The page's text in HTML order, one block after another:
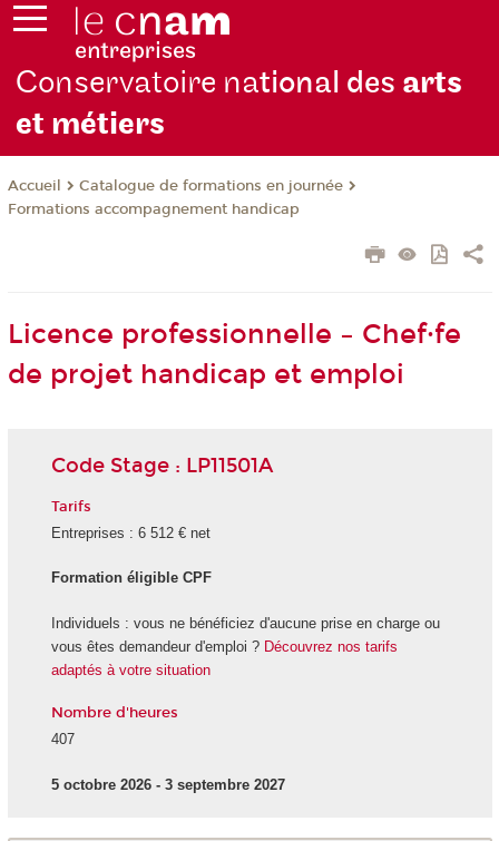
Conservatoire national des arts
et métiers
Accueil
Catalogue de formations en journée
Formations accompagnement handicap
Licence professionnelle – Chef·fe
de projet handicap et emploi
Code Stage : LP11501A
Tarifs
Entreprises : 6 512 € net
Formation éligible CPF
Individuels : vous ne bénéficiez d'aucune prise en charge ou
vous êtes demandeur d'emploi ? Découvrez nos tarifs
adaptés à votre situation
Nombre d'heures
407
5 octobre 2026 - 3 septembre 2027